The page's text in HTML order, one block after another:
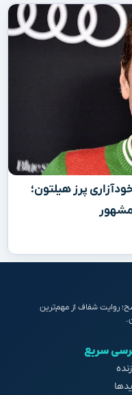
پرز هیلتون؛
روایت شفاف از مهم‌ترین
سریع